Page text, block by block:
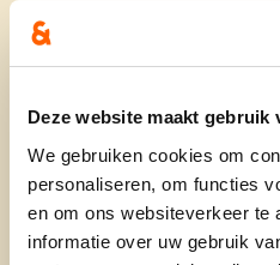
Deze website maakt gebruik
We gebruiken cookies om
personaliseren, om functies
en om ons websiteverkeer te
informatie over uw gebruik
Wie is zij:
Student rechten aan de
Antwerpen, met
Een heel geduldig en
een doorzetter en
Iedereen is welkom bij